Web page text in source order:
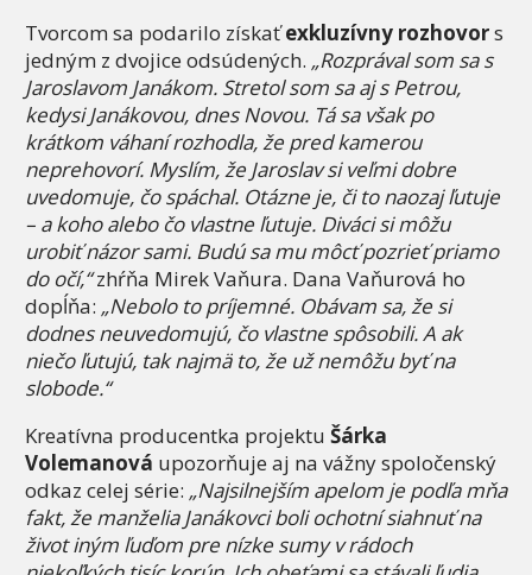
Tvorcom sa podarilo získaťexkluzívny rozhovors
jedným z dvojice odsúdených. „Rozprával som sa s
Jaroslavom Janákom. Stretol som sa aj s Petrou,
kedysi Janákovou, dnes Novou. Tá sa však po
krátkom váhaní rozhodla, že pred kamerou
neprehovorí. Myslím, že Jaroslav si veľmi dobre
uvedomuje, čo spáchal. Otázne je, či to naozaj ľutuje
– a koho alebo čo vlastne ľutuje. Diváci si môžu
urobiť názor sami. Budú sa mu môcť pozrieť priamo
do očí,“zhŕňa Mirek Vaňura. Dana Vaňurová ho
dopĺňa: „Nebolo to príjemné. Obávam sa, že si
dodnes neuvedomujú, čo vlastne spôsobili. A ak
niečo ľutujú, tak najmä to, že už nemôžu byť na
slobode.“
Kreatívna producentka projektu Šárka
Volemanová upozorňuje aj na vážny spoločenský
odkaz celej série: „Najsilnejším apelom je podľa mňa
fakt, že manželia Janákovci boli ochotní siahnuť na
život iným ľuďom pre nízke sumy v rádoch